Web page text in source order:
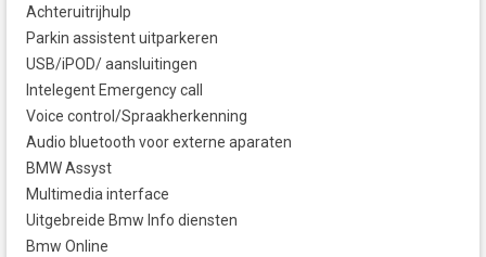
Achteruitrijhulp
Parkin assistent uitparkeren
USB/iPOD/ aansluitingen
Intelegent Emergency call
Voice control/Spraakherkenning
Audio bluetooth voor externe aparaten
BMW Assyst
Multimedia interface
Uitgebreide Bmw Info diensten
Bmw Online